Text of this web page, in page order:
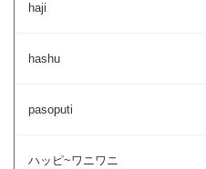
haji
hashu
pasoputi
ハッピ~ワニワニ